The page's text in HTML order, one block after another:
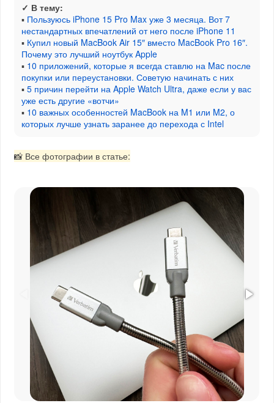
✓ В тему:
▪ Пользуюсь iPhone 15 Pro Max уже 3 месяца. Вот 7
нестандартных впечатлений от него после iPhone 11
▪ Купил новый MacBook Air 15″ вместо MacBook Pro 16″.
Почему это лучший ноутбук Apple
▪ 10 приложений, которые я всегда ставлю на Mac после
покупки или переустановки. Советую начинать с них
▪5 причин перейти на Apple Watch Ultra, даже если у вас
уже есть другие «вотчи»
▪ 10 важных особенностей MacBook на M1 или M2, о
которых лучше узнать заранее до перехода с Intel
📸 Все фотографии в статье: